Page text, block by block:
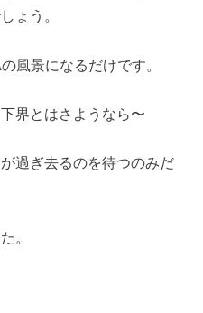
ょう。
風景になるだけです。
界とはさようなら〜
過ぎ去るのを待つのみだ
。